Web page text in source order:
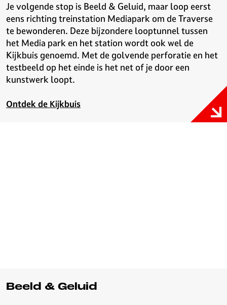
Je volgende stop is Beeld & Geluid, maar loop eerst
eens richting treinstation Mediapark om de Traverse
te bewonderen. Deze bijzondere looptunnel tussen
het Media park en het station wordt ook wel de
Kijkbuis genoemd. Met de golvende perforatie en het
testbeeld op het einde is het net of je door een
kunstwerk loopt.
Ontdek de Kijkbuis
Beeld & Geluid